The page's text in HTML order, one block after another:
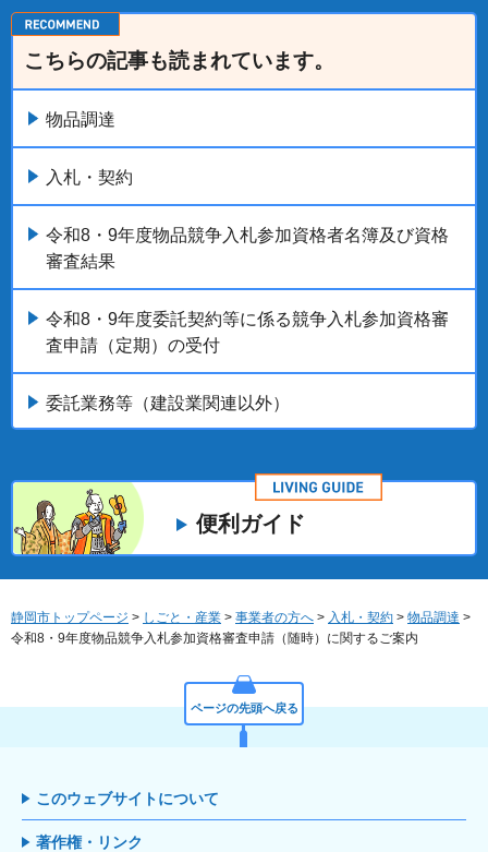
こちらの記事も読まれています。
物品調達
入札・契約
令和8・9年度物品競争入札参加資格者名簿及び資格
審査結果
令和8・9年度委託契約等に係る競争入札参加資格審
査申請（定期）の受付
委託業務等（建設業関連以外）
便利ガイド
静岡市トップページ > しごと・産業 > 事業者の方へ > 入札・契約 > 物品調達 >
令和8・9年度物品競争入札参加資格審査申請（随時）に関するご案内
ページの先頭へ戻る
このウェブサイトについて
著作権・リンク